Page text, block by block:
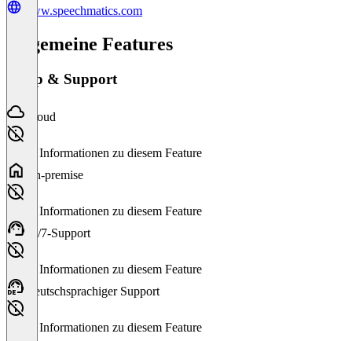
www.speechmatics.com
Allgemeine Features
Setup & Support
Cloud
Keine Informationen zu diesem Feature
On-premise
Keine Informationen zu diesem Feature
24/7-Support
Keine Informationen zu diesem Feature
Deutschsprachiger Support
Keine Informationen zu diesem Feature